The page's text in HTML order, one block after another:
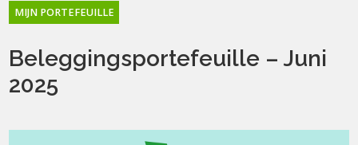
MIJN PORTEFEUILLE
Beleggingsportefeuille – Juni
2025